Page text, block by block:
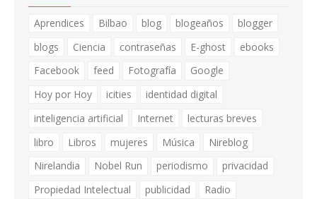
Aprendices Bilbao blog blogeaños
blogger
blogs
Ciencia contraseñas E-ghost
ebooks
Facebook
feed Fotografía
Google
Hoy por Hoy
icities
identidad digital
inteligencia artificial
Internet
lecturas breves
libro
Libros mujeres Música
Nireblog
Nirelandia
Nobel Run periodismo
privacidad
Propiedad Intelectual
publicidad Radio